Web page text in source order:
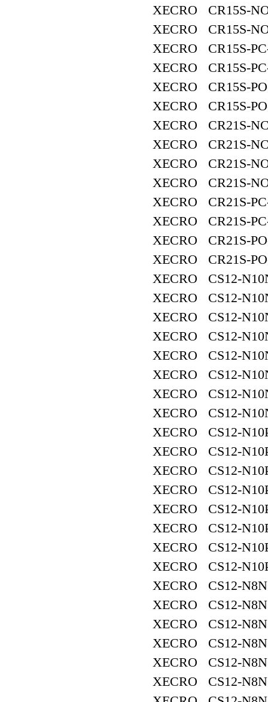
XECRO CR15S-
XECRO CR15S-
XECRO CR15S-
XECRO CR15S-
XECRO CR15S-
XECRO CR15S-
XECRO CR21S-
XECRO CR21S-
XECRO CR21S-
XECRO CR21S-
XECRO CR21S-
XECRO CR21S-
XECRO CR21S-
XECRO CR21S-
XECRO CS12-
XECRO CS12-
XECRO CS12-
XECRO CS12-
XECRO CS12-
XECRO CS12-
XECRO CS12-
XECRO CS12-
XECRO CS12-
XECRO CS12-
XECRO CS12-
XECRO CS12-
XECRO CS12-
XECRO CS12-
XECRO CS12-
XECRO CS12-
XECRO CS12-
XECRO CS12-
XECRO CS12-
XECRO CS12-
XECRO CS12-
XECRO CS12-